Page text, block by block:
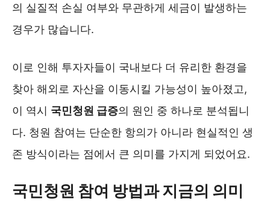
의 실질적 손실 여부와 무관하게 세금이 발생하는
경우가 많습니다.
이로 인해 투자자들이 국내보다 더 유리한 환경을
찾아 해외로 자산을 이동시킬 가능성이 높아졌고,
이 역시 국민청원 급증의 원인 중 하나로 분석됩니
다. 청원 참여는 단순한 항의가 아니라 현실적인 생
존 방식이라는 점에서 큰 의미를 가지게 되었어요.
국민청원 참여 방법과 지금의 의미